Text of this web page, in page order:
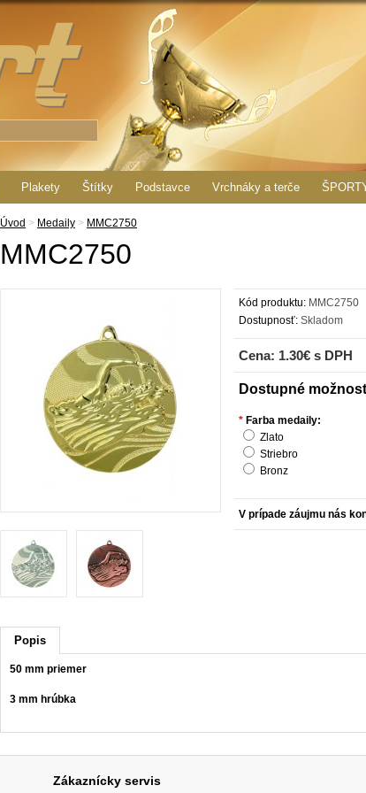
Plakety Štítky Podstavce Vrchnáky a terče
Úvod > Medaily > MMC2750
MMC2750
Kód produktu: MMC2750
Dostupnosť: Skladom
Cena: 1.30€ s DPH
Dostupné
* Farba medaily:
Zlato
Striebro
Bronz
Popis
50 mm priemer
3 mm hrúbka
Zákaznícky servis